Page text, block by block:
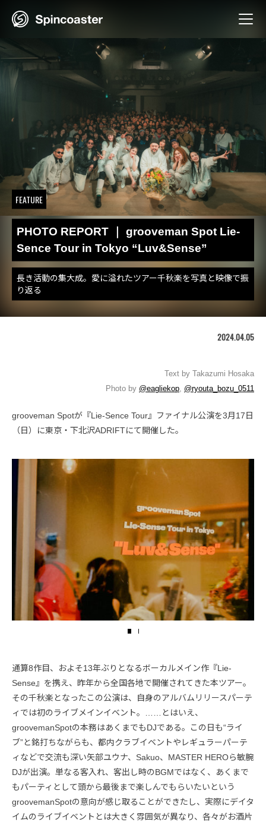
FEATURE
PHOTO REPORT ｜ grooveman Spot Lie-
Sence Tour in Tokyo “Luv&Sense”
長き活動の集大成。愛に溢れたツアー千秋楽を写真と映像で振
り返る
2024.04.05
Text by Takazumi Hosaka
Photo by @eagliekop @ryouta_bozu_0511
grooveman Spotが『Lie-Sence Tour』ファイナル公演を3月17日
（日）に東京・下北沢ADRIFTにて開催した。
通算8作目、およそ13年ぶりとなるボーカルメイン作『Lie-
Sense』を携え、昨年から全国各地で開催されてきた本ツアー。
その千秋楽となったこの公演は、自身のアルバムリリースパーテ
ィでは初のライブメインイベント。……とはいえ、
groovemanSpotの本務はあくまでもDJである。この日も“ライ
ブ”と銘打ちながらも、都内クラブイベントやレギュラーパーテ
ィなどで交流も深い矢部ユウナ、Sakuo、MASTER HEROら敏腕
DJが出演。単なる客入れ、客出し時のBGMではなく、あくまで
もパーティとして頭から最後まで楽しんでもらいたいという
groovemanSpotの意向が感じ取ることができたし、実際にデイタ
イムのライブイベントとは大きく雰囲気が異なり、各々がお酒片